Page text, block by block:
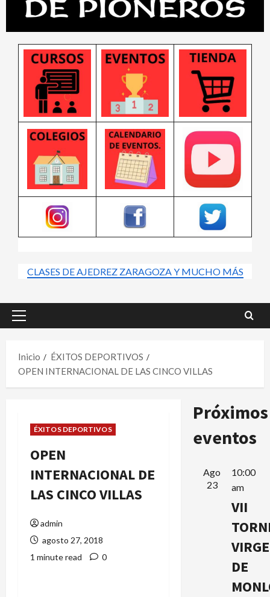
CLASES DE AJEDREZ ZARAGOZA Y MUCHO MÁS
Menú
Inicio
ÉXITOS DEPORTIVOS
OPEN INTERNACIONAL DE LAS CINCO VILLAS
ÉXITOS DEPORTIVOS
OPEN
INTERNACIONAL DE
LAS CINCO VILLAS
admin
agosto 27, 2018
1 minute read
0
Próximos
eventos
Ago
23
10:00
am
VII
DE